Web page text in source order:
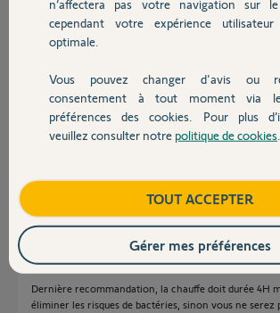
Devis avec un pro
Contact
Réponses
Il n'existe pas de solution sur étagère pour piloter un
a cause de la règlementation sur les ballons d'eau
légionellose.
Si vous voulez allumer ou éteindre le chauffe eau a
Si vous avez un cumulus piloté par l'inpulsion EDF
pleines et des Heures creuses, vous devrez faire les
sur la Switch pour continuer a bénéficier des offres
Dernière recommandation, la chauffe doit durée 4H
éliminer les risques de bactéries, sinon vous ne serez
n’affectera pas votre navigation sur
cependant votre expérience
optimale.
Vous pouvez changer d'avis ou
consentement à tout moment via
préférences des cookies. Pour plus
veuillez consulter notre politique de cookies
TOUT ACCEPTER
Gérer mes préférences